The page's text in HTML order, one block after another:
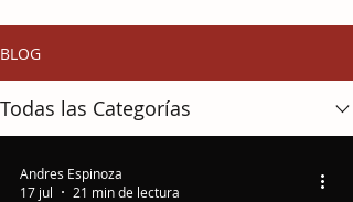
BLOG
Todas las Categorías
Andres Espinoza
17 jul
21 min de lectura